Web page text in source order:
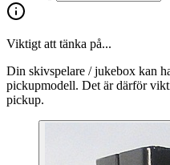
Viktigt att tänka på...
Din skivspelare / jukebox kan
pickupmodell. Det är därför
pickup.